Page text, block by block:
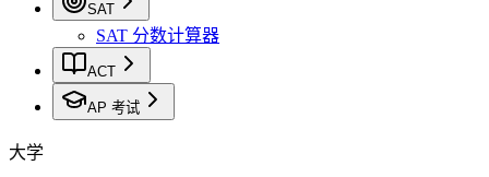
SAT
SAT 分数计算器
ACT
AP 考试
大学